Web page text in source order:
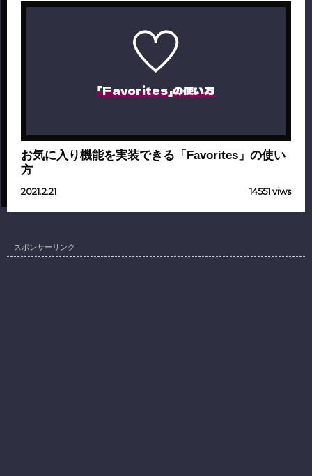
「Favorites」の使い方
お気に入り機能を実装できる「Favorites」の使い
方
2021.2.21 14551 viws